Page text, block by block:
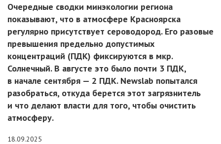
Очередные сводки минэкологии региона
показывают, что в атмосфере Красноярска
регулярно присутствует сероводород. Его разовые
превышения предельно допустимых
концентраций (ПДК) фиксируются в мкр.
Солнечный. В августе это было почти 3 ПДК,
в начале сентября — 2 ПДК. Newslab попытался
разобраться, откуда берется этот загрязнитель
и что делают власти для того, чтобы очистить
атмосферу.
18.09.2025